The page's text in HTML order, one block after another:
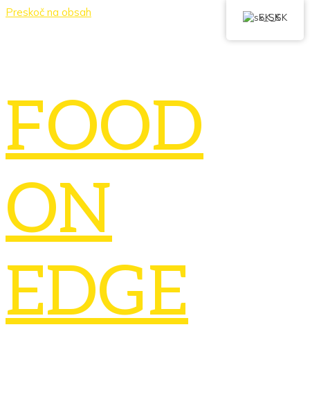
Preskoč na obsah
FOOD
ON
EDGE
SK_SK